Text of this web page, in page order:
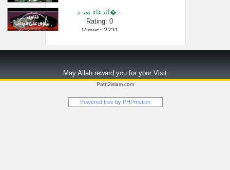
الدعاء بعد د�...
Rating: 0
Views: 2231
Views: 47875
حكم لبس عباي�...
Rating: 0
May Allah reward you for your Visit
Path2islam.com
Powered free by PHPmotion